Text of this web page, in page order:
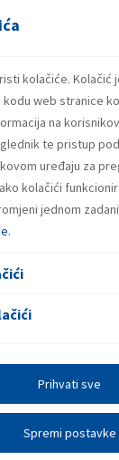
kolačiće. Kolačić
web stranice
na
te pristup
uređaju za
kolačići
jednom
.
Spremi postavke
Prihvati sve
milijuna